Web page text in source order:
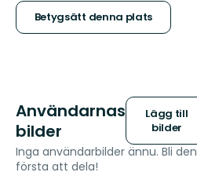
stjärnor
Betygsätt denna plats
Användarnas
bilder
Lägg till
bilder
Inga användarbilder ännu. Bli den
första att dela!